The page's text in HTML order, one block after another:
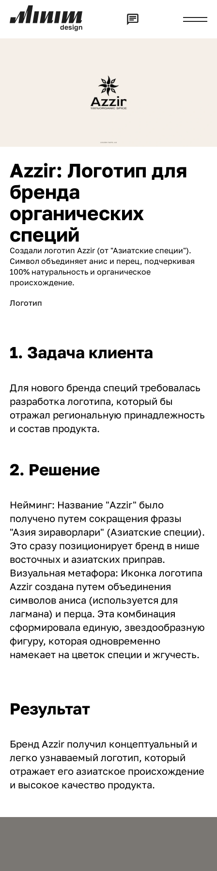
design
Azzir: Логотип для
бренда
органических
специй
Создали логотип Azzir (от "Азиатские специи").
Символ объединяет анис и перец, подчеркивая
100% натуральность и органическое
происхождение.
Логотип
1. Задача клиента
Для нового бренда специй требовалась
разработка логотипа, который бы
отражал региональную принадлежность
и состав продукта.
2. Решение
Нейминг: Название "Azzir" было
получено путем сокращения фразы
"Азия зираворлари" (Азиатские специи).
Это сразу позиционирует бренд в нише
восточных и азиатских приправ.
Визуальная метафора: Иконка логотипа
Azzir создана путем объединения
символов аниса (используется для
лагмана) и перца. Эта комбинация
сформировала единую, звездообразную
фигуру, которая одновременно
намекает на цветок специи и жгучесть.
Результат
Бренд Azzir получил концептуальный и
легко узнаваемый логотип, который
отражает его азиатское происхождение
и высокое качество продукта.